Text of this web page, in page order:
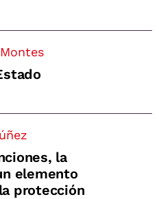
la
elemento
protección